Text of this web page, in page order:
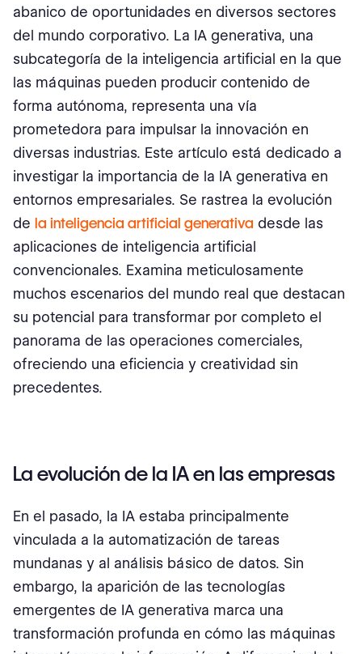
13. Aumentar la Precisión y Eficacia de la Segmentación
14. Detectando Amenazas de Seguridad e Intentos de
Secuestro de Cuentas
15. Analizando Comunicaciones en busca de Intentos de
Phishing y Ingeniería Social
abanico de oportunidades en diversos sectores
del mundo corporativo. La IA generativa, una
subcategoría de la inteligencia artificial en la que
las máquinas pueden producir contenido de
forma autónoma, representa una vía
prometedora para impulsar la innovación en
diversas industrias. Este artículo está dedicado a
investigar la importancia de la IA generativa en
entornos empresariales. Se rastrea la evolución
de la inteligencia artificial generativa desde las
aplicaciones de inteligencia artificial
convencionales. Examina meticulosamente
muchos escenarios del mundo real que destacan
su potencial para transformar por completo el
panorama de las operaciones comerciales,
ofreciendo una eficiencia y creatividad sin
precedentes.
La evolución de la IA en las empresas
En el pasado, la IA estaba principalmente
vinculada a la automatización de tareas
mundanas y al análisis básico de datos. Sin
embargo, la aparición de las tecnologías
emergentes de IA generativa marca una
transformación profunda en cómo las máquinas